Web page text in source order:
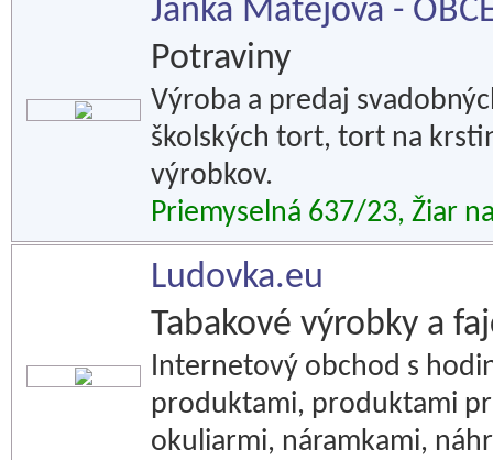
Janka Matejová -
Potraviny
Výroba a predaj
školských tort, tort na
výrobkov.
Priemyselná 637/23, Žiar
Ludovka.eu
Tabakové výrobky a
Internetový obchod s
produktami, produktami
okuliarmi, náramkami,